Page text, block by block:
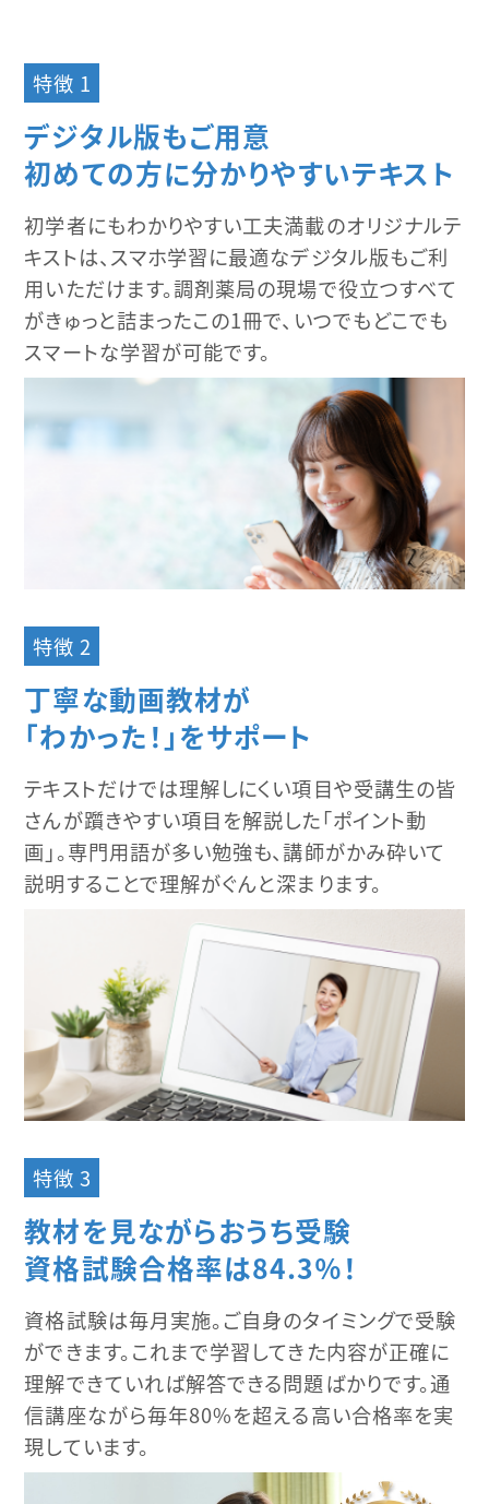
特徴 1
デジタル版もご用意
初めての方に分かりやすいテキスト
初学者にもわかりやすい工夫満載のオリジナルテ
キストは、スマホ学習に最適なデジタル版もご利
用いただけます。調剤薬局の現場で役立つすべて
がきゅっと詰まったこの1冊で、いつでもどこでも
スマートな学習が可能です。
特徴 2
丁寧な動画教材が
「わかった！」をサポート
テキストだけでは理解しにくい項目や受講生の皆
さんが躓きやすい項目を解説した「ポイント動
画」。専門用語が多い勉強も、講師がかみ砕いて
説明することで理解がぐんと深まります。
特徴 3
教材を見ながらおうち受験
資格試験合格率は84.3％！
資格試験は毎月実施。ご自身のタイミングで受験
ができます。これまで学習してきた内容が正確に
理解できていれば解答できる問題ばかりです。通
信講座ながら毎年80%を超える高い合格率を実
現しています。